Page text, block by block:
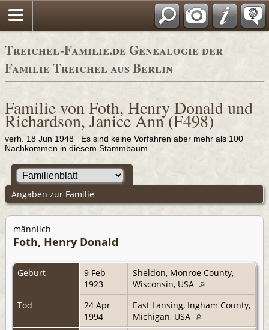
Adressbücher
Treichel-Familie.de Genealogie der
Familie Treichel aus Berlin
Familie von Foth, Henry Donald und
Richardson, Janice Ann (F498)
verh. 18 Jun 1948 Es sind keine Vorfahren aber mehr als 100
Nachkommen in diesem Stammbaum.
Angaben zur Familie
männlich
Foth, Henry Donald
Geburt
9 Feb
1923
Sheldon, Monroe County,
Wisconsin, USA
Tod
24 Apr
1994
East Lansing, Ingham County,
Michigan, USA